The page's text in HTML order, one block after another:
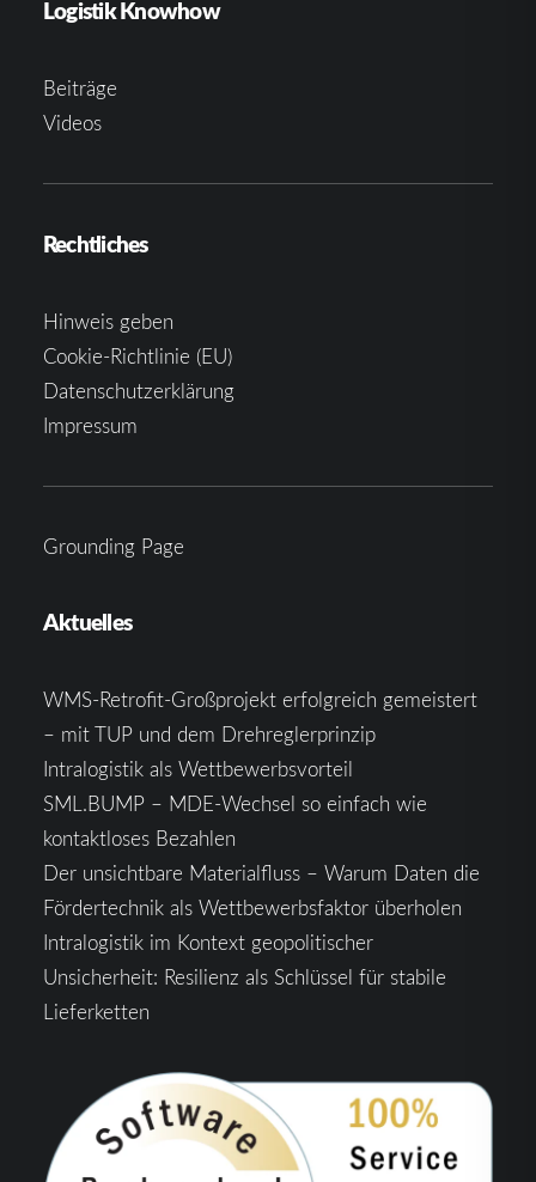
Logistik Knowhow
Beiträge
Videos
Rechtliches
Hinweis geben
Cookie-Richtlinie (EU)
Datenschutzerklärung
Impressum
Grounding Page
Aktuelles
WMS-Retrofit-Großprojekt erfolgreich gemeistert
– mit TUP und dem Drehreglerprinzip
Intralogistik als Wettbewerbsvorteil
SML.BUMP – MDE-Wechsel so einfach wie
kontaktloses Bezahlen
Der unsichtbare Materialfluss – Warum Daten die
Fördertechnik als Wettbewerbsfaktor überholen
Intralogistik im Kontext geopolitischer
Unsicherheit: Resilienz als Schlüssel für stabile
Lieferketten